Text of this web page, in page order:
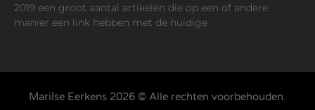
2019 een groot aantal artikelen die op een of andere
manier een link hebben met de huidige
Marilse Eerkens 2026 © Alle rechten voorbehouden.